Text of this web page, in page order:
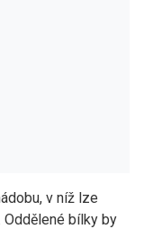
v níž lze
bílky by